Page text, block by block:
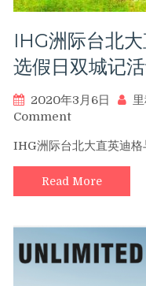
外
受
2,000
奖
积
（5/4
前
定）
IHG洲际台北
选假日双城记活
2020年3月6日
Commenton
洲
际
台
北
直
英
迪
IHG洲际台北大直英迪
Read More